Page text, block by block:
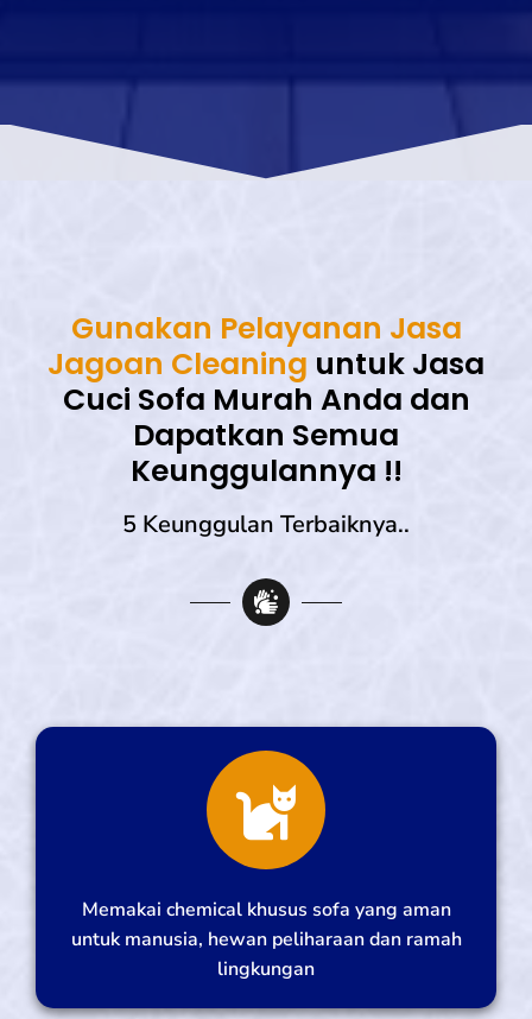
Gunakan Pelayanan Jasa
Jagoan Cleaning untuk Jasa
Cuci Sofa Murah Anda dan
Dapatkan Semua
Keunggulannya !!
5 Keunggulan Terbaiknya..
Memakai chemical khusus sofa yang aman
untuk manusia, hewan peliharaan dan ramah
lingkungan